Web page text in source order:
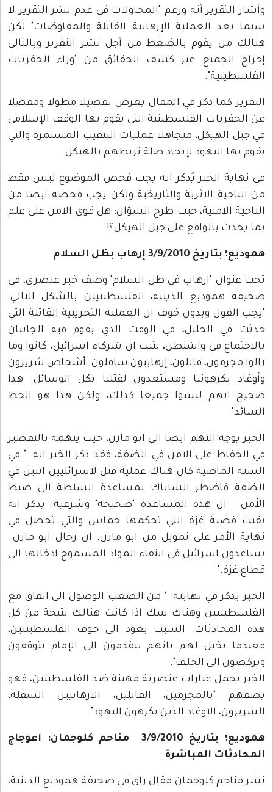
وأشار التقرير أنه ورغم "المحاولات في عدم نشر التقرير لا
سيما بعد العملية الإرهابية القاتلة والمفاوضات" لكن
هنالك من يقوم بالضغط من أجل نشر التقرير وبالتالي
إحراج الجميع عبر كشف الحقائق من "وراء الحفريات
الفلسطينية".
التقرير كما ذكر في المقال يعرض تفصيلا مطولا ومفصلا
عن الحفريات الفلسطينية التي يقوم بها الوقف الإسلامي
في جبل الهيكل، متجاهلا عمليات التنقيب المستمرة والتي
يقوم بها اليهود لإيجاد صلة تربطهم بالهيكل.
في نهاية الخبر يُذكر انه يجب فحص الموضوع ليس فقط
من الناحية الاثرية والتاريخية ولكن يجب فحصه ايضا من
الناحية الامنية، حيث طرح السؤال: هل قوى الامن على علم
بما يحدث بالواقع على جبل الهيكل؟!
هموديع؛ بتاريخ 3/9/2010 إرهاب بظل السلام
تحت عنوان "ارهاب في ظل السلام" وصف خبر عنصري، في
صحيفة هموديع الدينية، الفلسطينيين بالشكل التالي:
"يجب القول وبدون خوف ان العملية التخريبية القاتلة التي
حدثت في الخليل، في الوقت الذي يقوم فيه الجانبان
بالاجتماع في واشنطن، تثبت ان شركاء اسرائيل، كانوا وما
زالوا مجرمون، قاتلون، إرهابيون سافلون. أشخاص شريرون
وأوغاد يكرهوننا ومستعدون لقتلنا بكل الوسائل. هذا
صحيح انهم ليسوا جميعا كذلك، ولكن هذا هو الخط
السائد".
الخبر يوجه التهم ايضا الى ابو مازن، حيث يتهمه بالتقصير
في الحفاظ على الامن في الضفة، فقد ذكر الخبر انه: " في
السنة الماضية كان هناك عملية قتل لاسرائليين اثنين في
الضفة فاضطر الشاباك بمساعدة السلطة الى ضبط
الأمن. ان هذه المساعدة "صحيحة" وشرعية. يذكر انه
بقيت قضية غزة التي تحكمها حماس والتي تحصل في
نهاية الأمر على تمويل من ابو مازن. ان رجال ابو مازن
يساعدون اسرائيل في انتقاء المواد المسموح ادخالها الى
قطاع غزة."
الخبر يذكر في نهايته: " من الصعب الوصول الى اتفاق مع
الفلسطينيين وهناك شك اذا كانت هنالك نتيجة من كل
هذه المحادثات. السبب يعود الى خوف الفلسطينيين،
فعندما يخيل لهم بانهم يتقدمون الى الإمام يتوقفون
ويركضون الى الخلف".
الخبر يحمل عبارات عنصرية مهينة ضد الفلسطينين، فهو
يصفهم "بالمجرمين، القاتلين، الارهابيين السفلة،
الشريرون، الاوغاد الذين يكرهون اليهود".
هموديع؛ بتاريخ 3/9/2010 مناحم كلوجمان: اعوجاج
المحادثات المباشرة
نشر مناحم كلوجمان مقال راي في صحيفة هموديع الدينية،